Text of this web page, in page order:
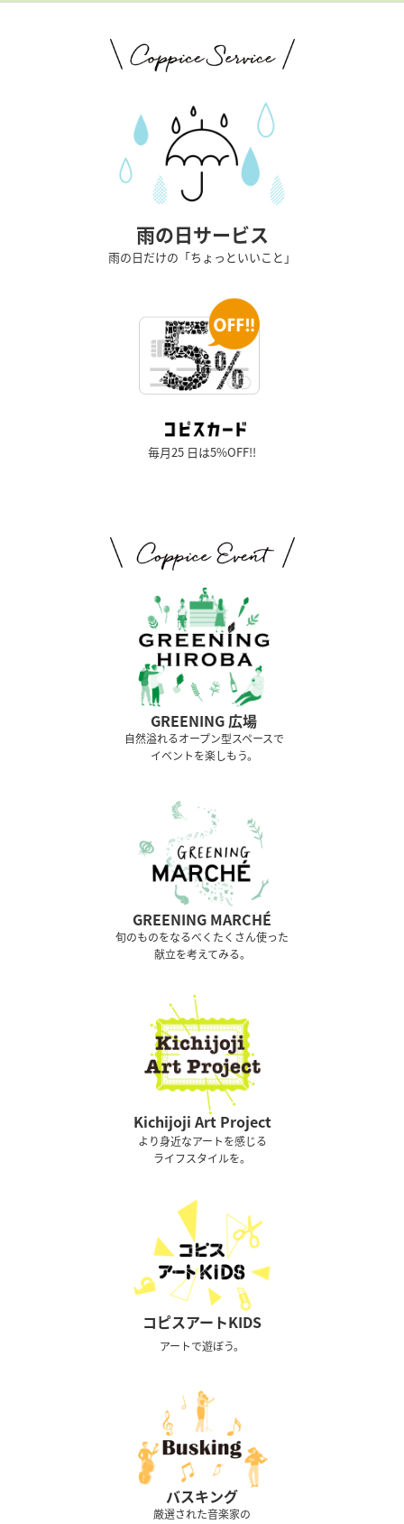
雨の日サービス
雨の日だけの「ちょっといいこと」
毎月25 日は5%OFF!!
GREENING 広場
⾃然溢れるオープン型スペースで
イベントを楽しもう。
GREENING MARCHÉ
旬のものをなるべくたくさん使った
献立を考えてみる。
Kichijoji Art Project
より身近なアートを感じる
ライフスタイルを。
コピスアートKIDS
アートで遊ぼう。
バスキング
厳選された音楽家の